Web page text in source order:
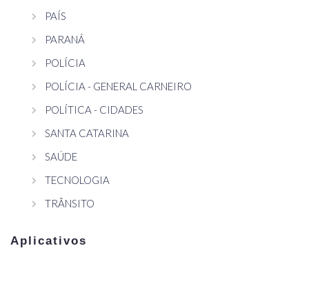
PAÍS
PARANÁ
POLÍCIA
POLÍCIA - GENERAL CARNEIRO
POLÍTICA - CIDADES
SANTA CATARINA
SAÚDE
TECNOLOGIA
TRÂNSITO
Aplicativos